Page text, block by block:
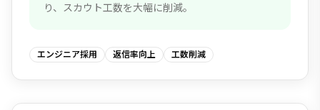
り、スカウト工数を大幅に削減。
エンジニア採用 返信率向上 工数削減